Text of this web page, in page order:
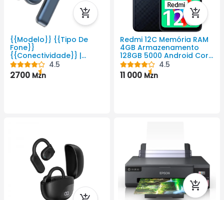
{{Modelo}} {{Tipo De
Fone}}
{{Conectividade}} |
Auriculares Da WiWU
4.5
2700 Mzn
Redmi 12C Memória RAM
4GB Armazenamento
128GB 5000 Android Cor
Preto 720 X 1650 Pixel
4.5
11 000 Mzn